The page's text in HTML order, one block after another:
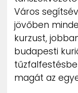
Város
jövőben
kurzust,
budapesti
magát az